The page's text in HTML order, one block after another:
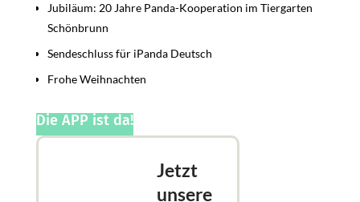
Jubiläum: 20 Jahre Panda-Kooperation im Tiergarten
Schönbrunn
Sendeschluss für iPanda Deutsch
Frohe Weihnachten
Die APP ist da!
Jetzt
unsere